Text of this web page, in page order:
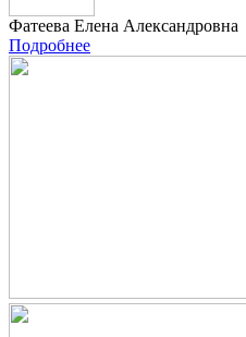
Фатеева Елена Александровна
Подробнее